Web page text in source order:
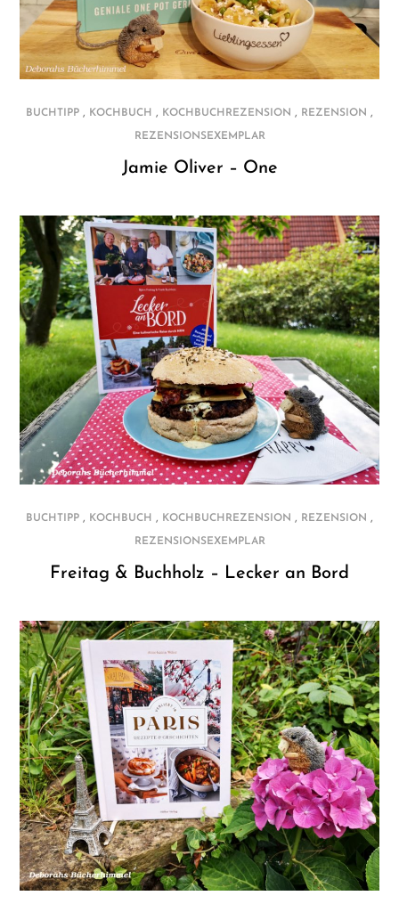
BUCHTIPP , KOCHBUCH , KOCHBUCHREZENSION , REZENSION ,
REZENSIONSEXEMPLAR
Jamie Oliver – One
BUCHTIPP , KOCHBUCH , KOCHBUCHREZENSION , REZENSION ,
REZENSIONSEXEMPLAR
Freitag & Buchholz – Lecker an Bord